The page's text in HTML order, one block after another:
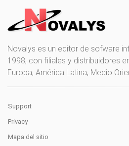
Novalys es un editor de sofware
1998, con filiales y distribuidores
Europa, América Latina, Medio
Support
Privacy
Mapa del sitio